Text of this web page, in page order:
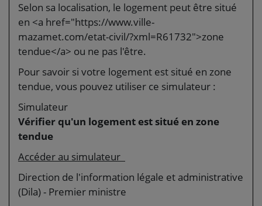
Selon sa localisation, le logement peut être situé
en <a href="https://www.ville-
mazamet.com/etat-civil/?xml=R61732">zone
tendue</a> ou ne pas l'être.
Pour savoir si votre logement est situé en zone
tendue, vous pouvez utiliser ce simulateur :
Simulateur
Vérifier qu'un logement est situé en zone
tendue
Accéder au simulateur
Direction de l'information légale et administrative
(Dila) - Premier ministre